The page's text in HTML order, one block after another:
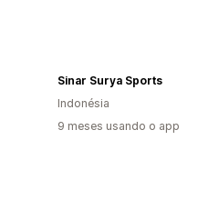
Sinar Surya Sports
Indonésia
9 meses usando o app